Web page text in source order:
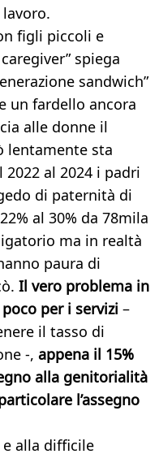
figli piccoli e
spiega
sandwich”
un fardello ancora
alle donne il
lentamente sta
al 2024 i padri
di paternità di
al 30% da 78mila
ma in realtà
paura di
Il vero problema in
per i servizi –
il tasso di
-, appena il 15%
alla genitorialità
l’assegno
e alla difficile